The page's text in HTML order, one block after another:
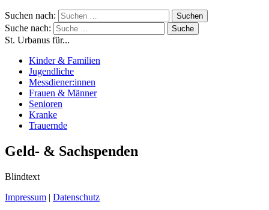
Suchen nach:
Suche nach:
St. Urbanus für...
Kinder & Familien
Jugendliche
Messdiener:innen
Frauen & Männer
Senioren
Kranke
Trauernde
Geld- & Sachspenden
Blindtext
Impressum | Datenschutz